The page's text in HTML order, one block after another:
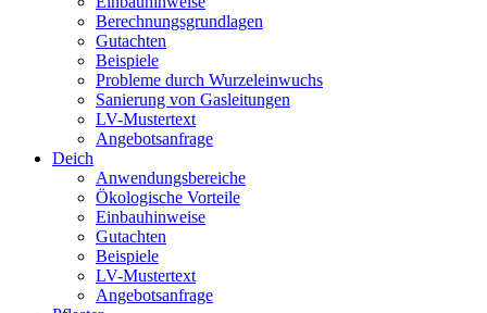
Berechnungsgrundlagen
Gutachten
Beispiele
Probleme durch Wurzeleinwuchs
Sanierung von Gasleitungen
LV-Mustertext
Angebotsanfrage
Deich
Anwendungsbereiche
Ökologische Vorteile
Einbauhinweise
Gutachten
Beispiele
LV-Mustertext
Angebotsanfrage